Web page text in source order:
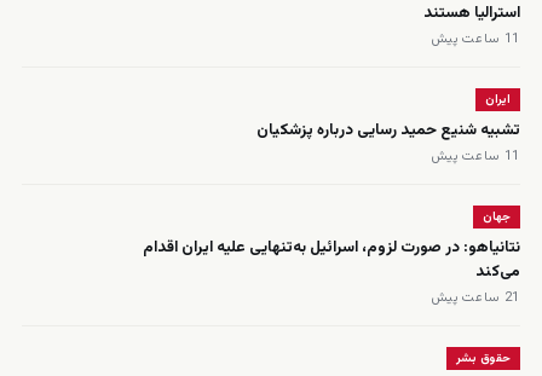
استرالیا هستند
11 ساعت پیش
ایران
تشبیه شنیع حمید رسایی درباره پزشکیان
11 ساعت پیش
جهان
نتانیاهو: در صورت لزوم، اسرائیل به‌تنهایی علیه ایران اقدام
می‌کند
21 ساعت پیش
حقوق بشر